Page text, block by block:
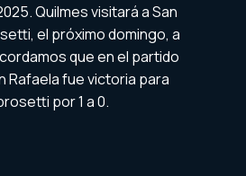
Quilmes visitará a San
el próximo domingo, a
que en el partido
Rafaela fue victoria para
por 1 a 0.